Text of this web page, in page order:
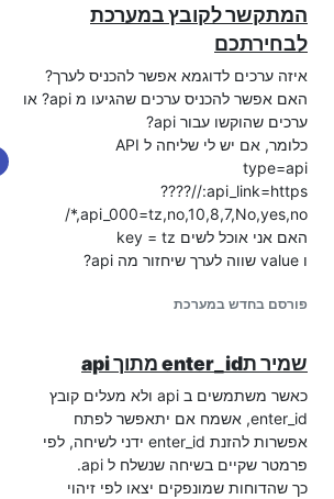
המתקשר לקובץ במערכת
לבחירתכם
איזה ערכים לדוגמא אפשר להכניס לערך?
האם אפשר להכניס ערכים שהגיעו מ api? או
ערכים שהוקשו עבור api?
כלומר, אם יש לי שליחה ל API
type=api
api_link=https://????
api_000=tz,no,10,8,7,No,yes,no,*/
האם אני אוכל לשים key = tz
ו value שווה לערך שיחזור מה api?
פורסם בחדש במערכת
שמיר תenter_id מתוך api
כאשר משתמשים ב api ולא מעלים קובץ
enter_id, אשמח אם יתאפשר לפתח
אפשרות להזנת enter_id ידני לשיחה, לפי
פרמטר שקיים בשיחה שנשלח ל api.
כך שהדוחות שמונפקים יצאו לפי זיהוי